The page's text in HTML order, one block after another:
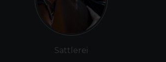
Sattlerei